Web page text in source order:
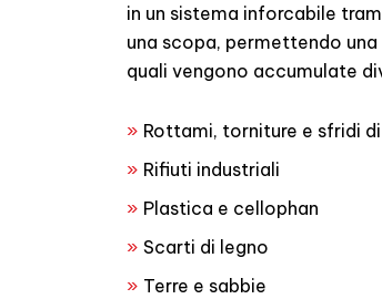
in un sistema inforcabile
una scopa, permettendo
quali vengono accumulate
Rottami, torniture e sfridi
Rifiuti industriali
Plastica e cellophan
Scarti di legno
Terre e sabbie